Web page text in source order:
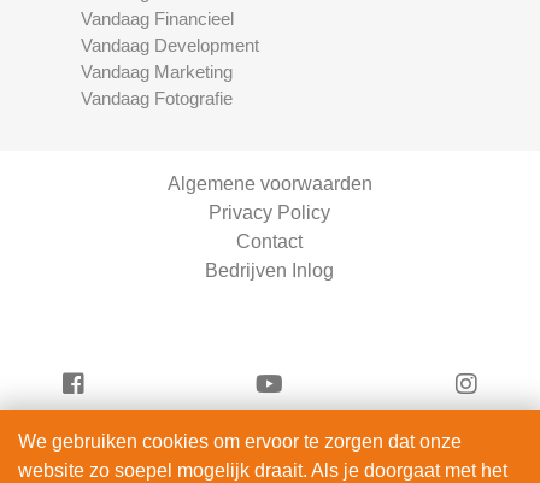
Vandaag Financieel
Vandaag Development
Vandaag Marketing
Vandaag Fotografie
Algemene voorwaarden
Privacy Policy
Contact
Bedrijven Inlog
Serviceright Rijscholen is onderdeel van
We gebruiken cookies om ervoor te zorgen dat onze
website zo soepel mogelijk draait. Als je doorgaat met het